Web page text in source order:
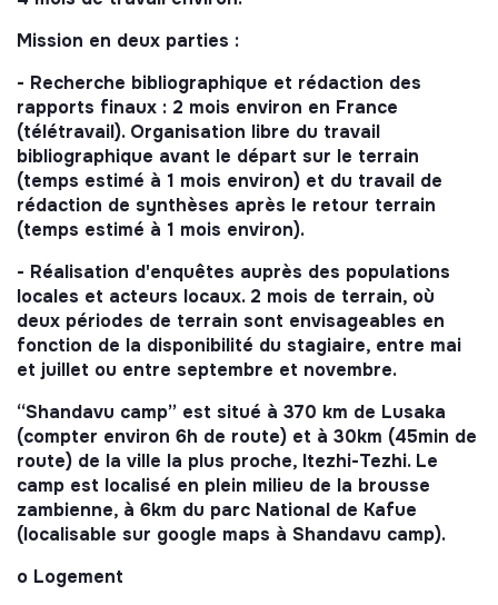
Mission en deux parties :
- Recherche bibliographique et rédaction des
rapports finaux : 2 mois environ en France
(télétravail). Organisation libre du travail
bibliographique avant le départ sur le terrain
(temps estimé à 1 mois environ) et du travail de
rédaction de synthèses après le retour terrain
(temps estimé à 1 mois environ).
- Réalisation d'enquêtes auprès des populations
locales et acteurs locaux. 2 mois de terrain, où
deux périodes de terrain sont envisageables en
fonction de la disponibilité du stagiaire, entre mai
et juillet ou entre septembre et novembre.
“Shandavu camp” est situé à 370 km de Lusaka
(compter environ 6h de route) et à 30km (45min de
route) de la ville la plus proche, Itezhi-Tezhi. Le
camp est localisé en plein milieu de la brousse
zambienne, à 6km du parc National de Kafue
(localisable sur google maps à Shandavu camp).
o Logement